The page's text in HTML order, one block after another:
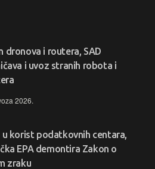
dronova i routera, SAD
i uvoz stranih robota i
2026.
u korist podatkovnih centara,
EPA demontira Zakon o
zraku